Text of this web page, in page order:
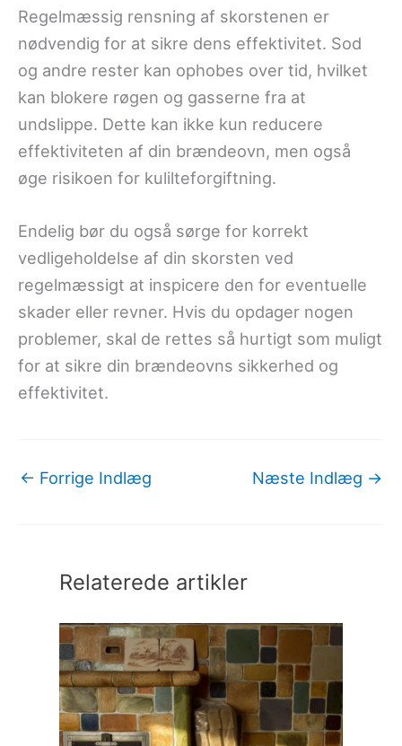
Regelmæssig rensning af skorstenen er
nødvendig for at sikre dens effektivitet. Sod
og andre rester kan ophobes over tid, hvilket
kan blokere røgen og gasserne fra at
undslippe. Dette kan ikke kun reducere
effektiviteten af din brændeovn, men også
øge risikoen for kulilteforgiftning.
Endelig bør du også sørge for korrekt
vedligeholdelse af din skorsten ved
regelmæssigt at inspicere den for eventuelle
skader eller revner. Hvis du opdager nogen
problemer, skal de rettes så hurtigt som muligt
for at sikre din brændeovns sikkerhed og
effektivitet.
← Forrige Indlæg Næste Indlæg →
Relaterede artikler